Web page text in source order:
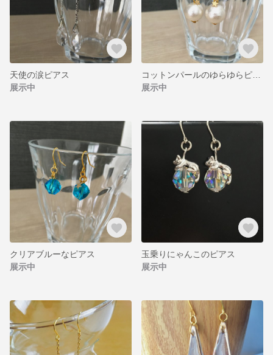
天使の涙ピアス
展示中
展示中
クリアブルーなピアス
展示中
玉乗りにゃんこのピアス
展示中